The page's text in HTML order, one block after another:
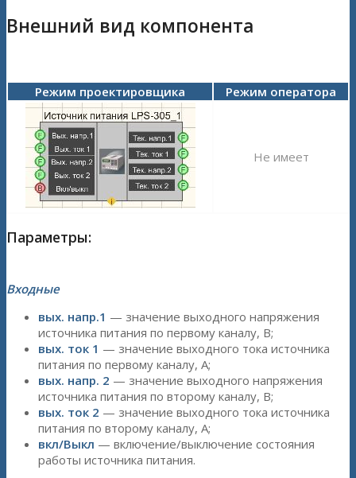
Внешний вид компонента
Режим проектировщика Режим оператора
Не имеет
Параметры:
Входные
вых. напр.1 — значение выходного напряжения
источника питания по первому каналу, В;
вых. ток 1 — значение выходного тока источника
питания по первому каналу, А;
вых. напр. 2 — значение выходного напряжения
источника питания по второму каналу, В;
вых. ток 2 — значение выходного тока источника
питания по второму каналу, А;
вкл/Выкл — включение/выключение состояния
работы источника питания.